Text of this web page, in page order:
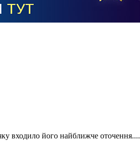
входило його найближче оточення....